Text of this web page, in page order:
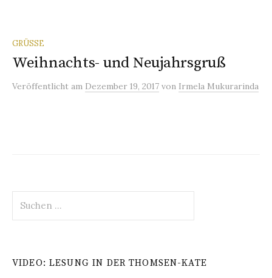
GRÜSSE
Weihnachts- und Neujahrsgruß
Veröffentlicht am Dezember 19, 2017 von Irmela Mukurarinda
nach:
VIDEO: LESUNG IN DER THOMSEN-KATE